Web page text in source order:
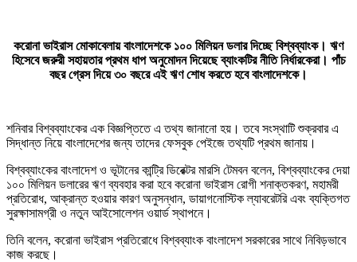
করোনা ভাইরাস মোকাবেলায় বাংলাদেশকে ১০০ মিলিয়ন ডলার দিচ্ছে বিশ্বব্যাংক। ঋণ
হিসেবে জরুরী সহায়তার প্রথম ধাপ অনুমোদন দিয়েছে ব্যাংকটির নীতি নির্ধারকেরা। পাঁচ
বছর গ্রেস দিয়ে ৩০ বছরে এই ঋণ শোধ করতে হবে বাংলাদেশকে।
শনিবার বিশ্বব্যাংকের এক বিজ্ঞপ্তিতে এ তথ্য জানানো হয়। তবে সংস্থাটি শুক্রবার এ
সিদ্ধান্ত নিয়ে বাংলাদেশের জন্য তাদের ফেসবুক পেইজে তথ্যটি প্রথম জানায়।
বিশ্বব্যাংকের বাংলাদেশ ও ভূটানের কান্ট্রি ডিরেক্টর মারসি টেমবন বলেন, বিশ্বব্যাংকের দেয়া
১০০ মিলিয়ন ডলারের ঋণ ব্যবহার করা হবে করোনা ভাইরাস রোগী শনাক্তকরণ, মহামরী
প্রতিরোধ, আক্রান্ত হওয়ার কারণ অনুসন্ধান, ডায়াগনোস্টিক ল্যাবরেটরি এবং ব্যক্তিগত
সুরক্ষাসামগ্রী ও নতুন আইসোলেশন ওয়ার্ড স্থাপনে।
তিনি বলেন, করোনা ভাইরাস প্রতিরোধে বিশ্বব্যাংক বাংলাদেশ সরকারের সাথে নিবিড়ভাবে
কাজ করছে।